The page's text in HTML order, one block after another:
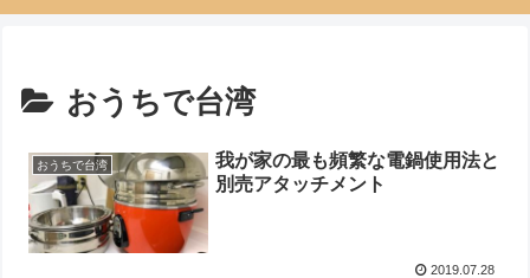
おうちで台湾
おうちで台湾
我が家の最も頻繁な電鍋使用法と
別売アタッチメント
2019.07.28